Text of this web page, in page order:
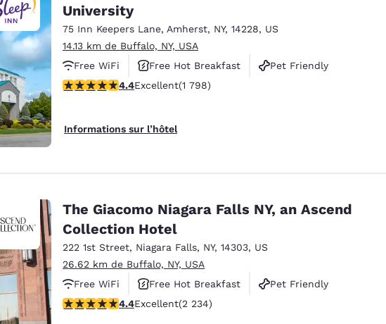
Canada
Français
Europe
Deutsch English
Spain
English
United Kingdom
English
Asie-Pacifique
Australia
English
India
University
75 Inn Keepers Lane, Amherst, NY, 14228, US
14.13 km de Buffalo, NY, USA
Free WiFi
Free Hot Breakfast
Pet Friendly
4.38 étoiles. Excellent. 1798 commentaires
4.4Excellent(1 798)
Informations sur l’hôtel
The Giacomo Niagara Falls NY, an Ascend
Collection Hotel
222 1st Street, Niagara Falls, NY, 14303, US
26.62 km de Buffalo, NY, USA
Free WiFi
Free Hot Breakfast
Pet Friendly
4.37 étoiles. Excellent. 2234 commentaires
4.4Excellent(2 234)